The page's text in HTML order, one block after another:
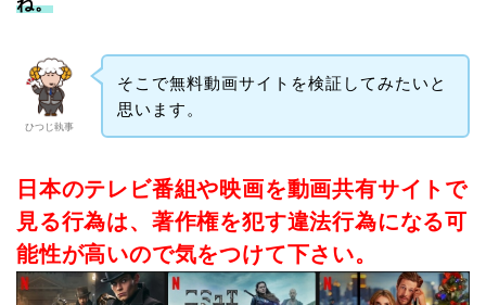
ひつじ執事
そこで無料動画サイトを検証してみたいと
思います。
日本のテレビ番組や映画を動画共有サイトで
見る行為は、著作権を犯す違法行為になる可
能性が高いので気をつけて下さい。